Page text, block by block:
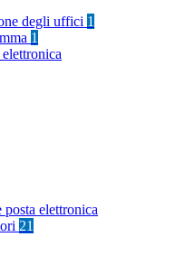
degli uffici 1
1
posta elettronica
21